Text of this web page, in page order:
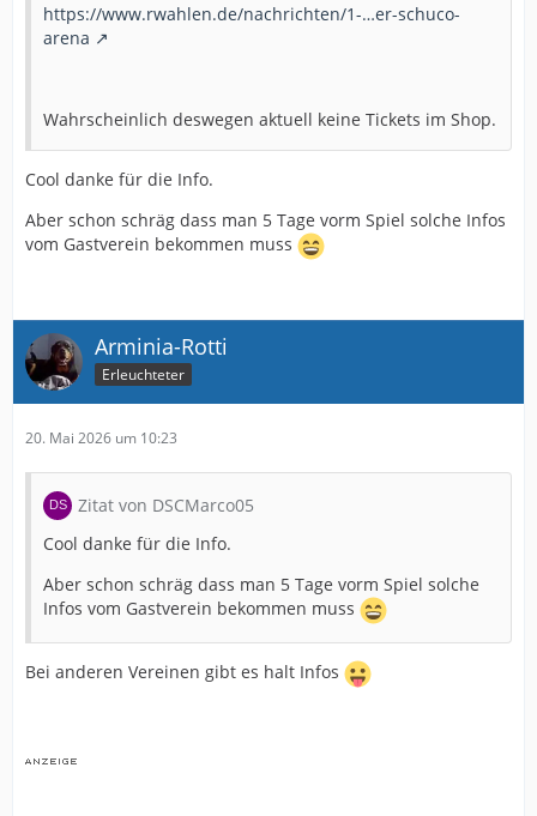
https://www.rwahlen.de/nachrichten/1-…er-schuco-
arena
Wahrscheinlich deswegen aktuell keine Tickets im Shop.
Cool danke für die Info.
Aber schon schräg dass man 5 Tage vorm Spiel solche Infos
vom Gastverein bekommen muss
Arminia-Rotti
Erleuchteter
20. Mai 2026 um 10:23
Zitat von DSCMarco05
Cool danke für die Info.
Aber schon schräg dass man 5 Tage vorm Spiel solche
Infos vom Gastverein bekommen muss
Bei anderen Vereinen gibt es halt Infos